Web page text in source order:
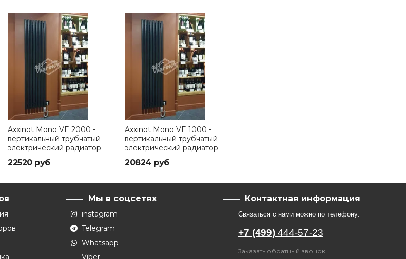
Axxinot Mono VE 2000 -
вертикальный трубчатый
электрический радиатор
высотой 2000 мм
22520 руб
Axxinot Mono VE 1000 -
вертикальный трубчатый
электрический радиатор
высотой 1000 мм
20824 руб
Мы в соцсетях
instagram
Telegram
Whatsapp
Viber
Контактная информация
Связаться с нами можно по телефону:
+7 (499) 444-57-23
Заказать обратный звонок